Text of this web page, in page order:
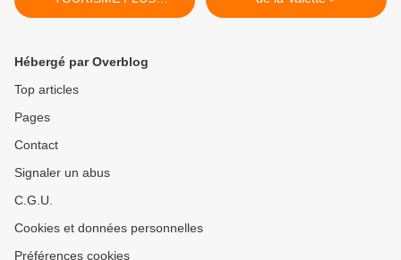
DURABLE POUR
Hébergé par Overblog
Top articles
Pages
Contact
Signaler un abus
C.G.U.
Cookies et données personnelles
Préférences cookies